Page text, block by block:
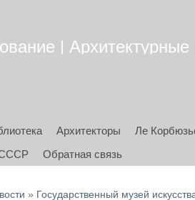
|
Архитекторы Ле
Обратная связь
» Государственный музей